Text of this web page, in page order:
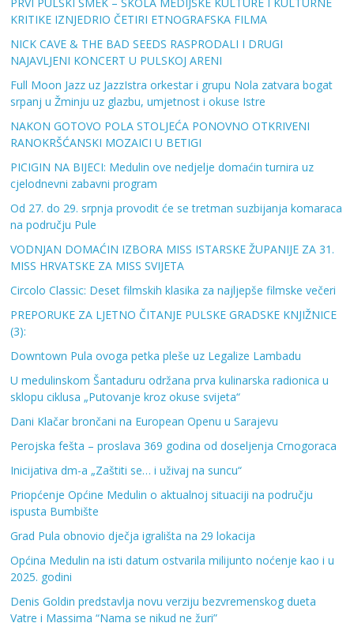
KRITIKE IZNJEDRIO ČETIRI ETNOGRAFSKA FILMA
NICK CAVE & THE BAD SEEDS RASPRODALI I DRUGI
NAJAVLJENI KONCERT U PULSKOJ ARENI
Full Moon Jazz uz JazzIstra orkestar i grupu Nola zatvara bogat
srpanj u Žminju uz glazbu, umjetnost i okuse Istre
NAKON GOTOVO POLA STOLJEĆA PONOVNO OTKRIVENI
RANOKRŠĆANSKI MOZAICI U BETIGI
PICIGIN NA BIJECI: Medulin ove nedjelje domaćin turnira uz
cjelodnevni zabavni program
Od 27. do 29. srpnja provodit će se tretman suzbijanja komaraca
na području Pule
VODNJAN DOMAĆIN IZBORA MISS ISTARSKE ŽUPANIJE ZA 31.
MISS HRVATSKE ZA MISS SVIJETA
Circolo Classic: Deset filmskih klasika za najljepše filmske večeri
PREPORUKE ZA LJETNO ČITANJE PULSKE GRADSKE KNJIŽNICE
(3):
Downtown Pula ovoga petka pleše uz Legalize Lambadu
U medulinskom Šantaduru održana prva kulinarska radionica u
sklopu ciklusa „Putovanje kroz okuse svijeta“
Dani Klačar brončani na European Openu u Sarajevu
Perojska fešta – proslava 369 godina od doseljenja Crnogoraca
Inicijativa dm-a „Zaštiti se… i uživaj na suncu“
Priopćenje Općine Medulin o aktualnoj situaciji na području
ispusta Bumbište
Grad Pula obnovio dječja igrališta na 29 lokacija
Općina Medulin na isti datum ostvarila milijunto noćenje kao i u
2025. godini
Denis Goldin predstavlja novu verziju bezvremenskog dueta
Vatre i Massima “Nama se nikud ne žuri”